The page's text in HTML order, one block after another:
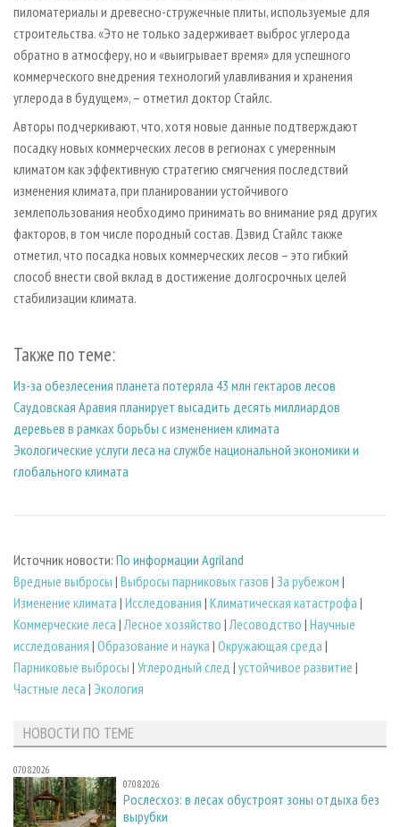
пиломатериалы и древесно-стружечные плиты, используемые для
строительства. «Это не только задерживает выброс углерода
обратно в атмосферу, но и «выигрывает время» для успешного
коммерческого внедрения технологий улавливания и хранения
углерода в будущем», – отметил доктор Стайлс.
Авторы подчеркивают, что, хотя новые данные подтверждают
посадку новых коммерческих лесов в регионах с умеренным
климатом как эффективную стратегию смягчения последствий
изменения климата, при планировании устойчивого
землепользования необходимо принимать во внимание ряд других
факторов, в том числе породный состав. Дэвид Стайлс также
отметил, что посадка новых коммерческих лесов – это гибкий
способ внести свой вклад в достижение долгосрочных целей
стабилизации климата.
Также по теме:
Из-за обезлесения планета потеряла 43 млн гектаров лесов
Саудовская Аравия планирует высадить десять миллиардов
деревьев в рамках борьбы с изменением климата
Экологические услуги леса на службе национальной экономики и
глобального климата
Источник новости: По информации Agriland
Вредные выбросы | Выбросы парниковых газов | За рубежом |
Изменение климата | Исследования | Климатическая катастрофа |
Коммерческие леса | Лесное хозяйство | Лесоводство | Научные
исследования | Образование и наука | Окружающая среда |
Парниковые выбросы | Углеродный след | устойчивое развитие |
Частные леса | Экология
НОВОСТИ ПО ТЕМЕ
07.08.2026
07.08.2026
Рослесхоз: в лесах обустроят зоны отдыха без
вырубки